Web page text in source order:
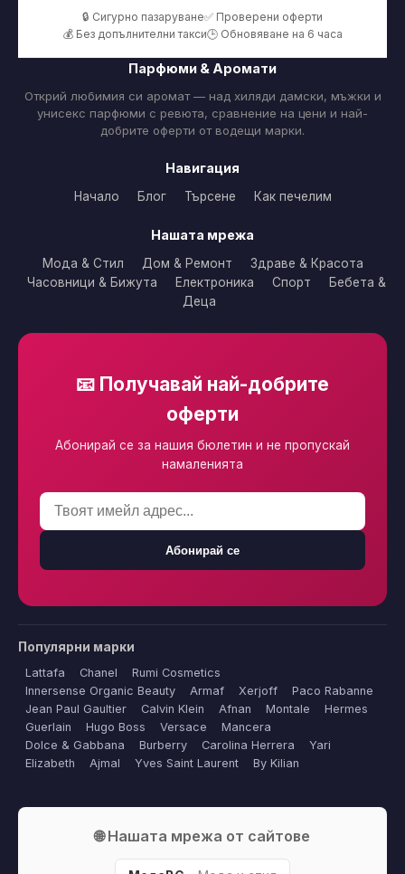
🔒 Сигурно пазаруване✅ Проверени оферти
💰 Без допълнителни такси🕒 Обновяване на 6 часа
Парфюми & Аромати
Открий любимия си аромат — над хиляди дамски, мъжки и
унисекс парфюми с ревюта, сравнение на цени и най-
добрите оферти от водещи марки.
Навигация
Начало Блог Търсене Как печелим
Нашата мрежа
Мода & Стил Дом & Ремонт
Здраве & Красота
Часовници & Бижута
Електроника Спорт
Бебета &
Деца
📧 Получавай най-добрите
оферти
Абонирай се за нашия бюлетин и не пропускай
намаленията
Абонирай се
Популярни марки
Lattafa Chanel
Rumi Cosmetics
Innersense Organic Beauty
Armaf Xerjoff
Paco Rabanne
Jean Paul Gaultier
Calvin Klein Afnan Montale
Hermes
Guerlain
Hugo Boss Versace
Mancera
Dolce & Gabbana
Burberry Carolina Herrera
Yari
Elizabeth
Ajmal Yves Saint Laurent By Kilian
🌐 Нашата мрежа от сайтове